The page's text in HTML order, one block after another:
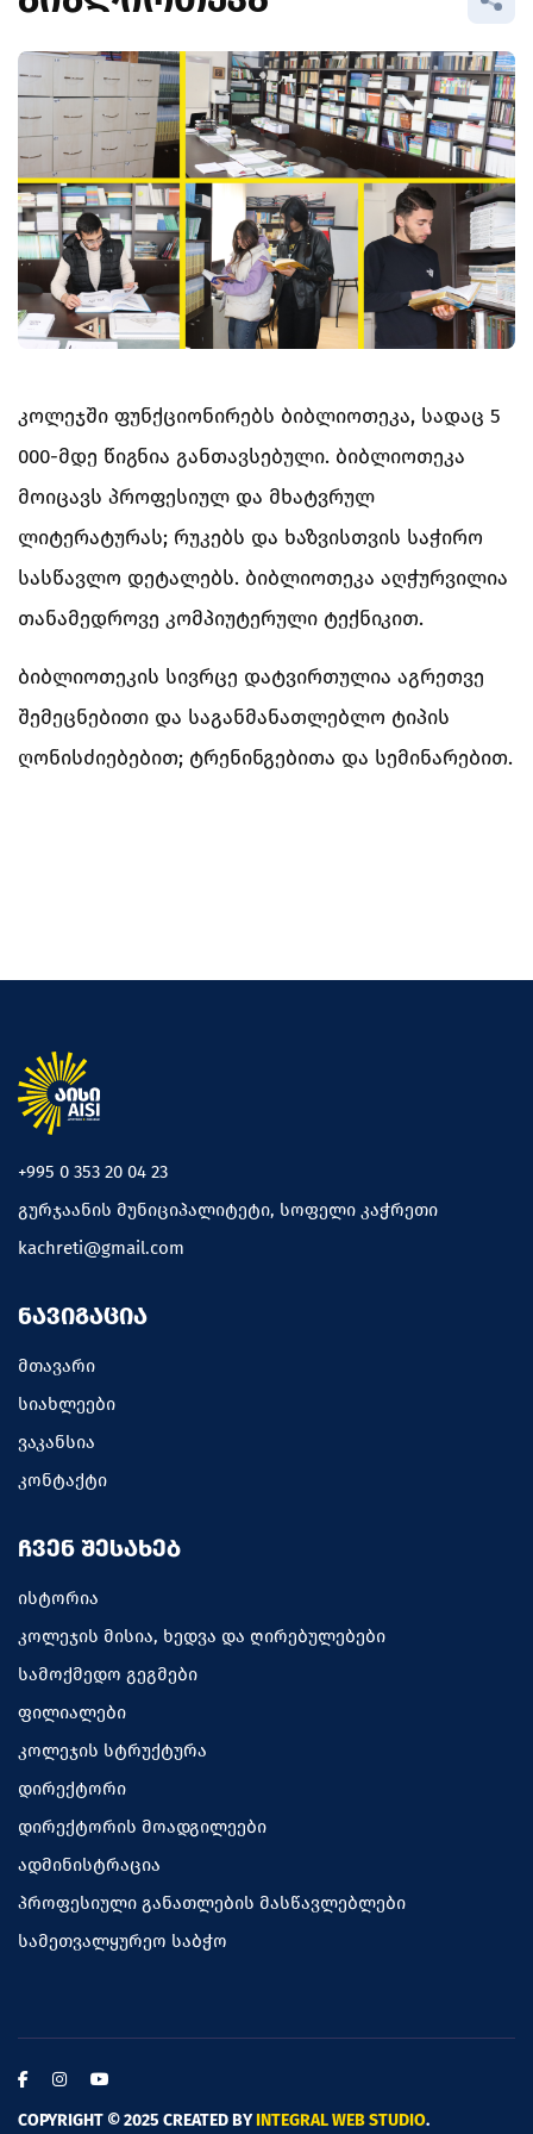
ᲡᲐᲛᲠᲔᲬᲕᲔᲚᲝ ᲘᲜᲝᲕᲐᲪᲘᲔᲑᲘᲡ
ᲚᲐᲑᲝᲠᲐᲢᲝᲠᲘᲐ
ᲮᲔᲚᲝᲕᲜᲔᲑᲘᲡ ᲡᲐᲮᲚᲘ
ᲕᲐᲙᲐᲜᲡᲘᲐ
ᲙᲝᲜᲢᲐᲥᲢᲘ
კოლეჯში ფუნქციონირებს ბიბლიოთეკა, სადაც 5
000-მდე წიგნია განთავსებული. ბიბლიოთეკა
მოიცავს პროფესიულ და მხატვრულ
ლიტერატურას; რუკებს და ხაზვისთვის საჭირო
სასწავლო დეტალებს. ბიბლიოთეკა აღჭურვილია
თანამედროვე კომპიუტერული ტექნიკით.
ბიბლიოთეკის სივრცე დატვირთულია აგრეთვე
შემეცნებითი და საგანმანათლებლო ტიპის
ღონისძიებებით; ტრენინგებითა და სემინარებით.
+995 0 353 20 04 23
გურჯაანის მუნიციპალიტეტი, სოფელი კაჭრეთი
kachreti@gmail.com
ᲜᲐᲕᲘᲒᲐᲪᲘᲐ
მთავარი
სიახლეები
ვაკანსია
კონტაქტი
ᲩᲕᲔᲜ ᲨᲔᲡᲐᲮᲔᲑ
ისტორია
კოლეჯის მისია, ხედვა და ღირებულებები
სამოქმედო გეგმები
ფილიალები
კოლეჯის სტრუქტურა
დირექტორი
დირექტორის მოადგილეები
ადმინისტრაცია
პროფესიული განათლების მასწავლებლები
სამეთვალყურეო საბჭო
COPYRIGHT © 2025 CREATED BYINTEGRAL WEB STUDIO.